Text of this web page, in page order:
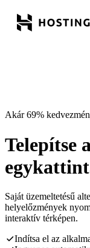
Akár 69%
Telepítse
Saját üzemeltetésű
helyelőzmények
interaktív térképen.
Indítsa el az